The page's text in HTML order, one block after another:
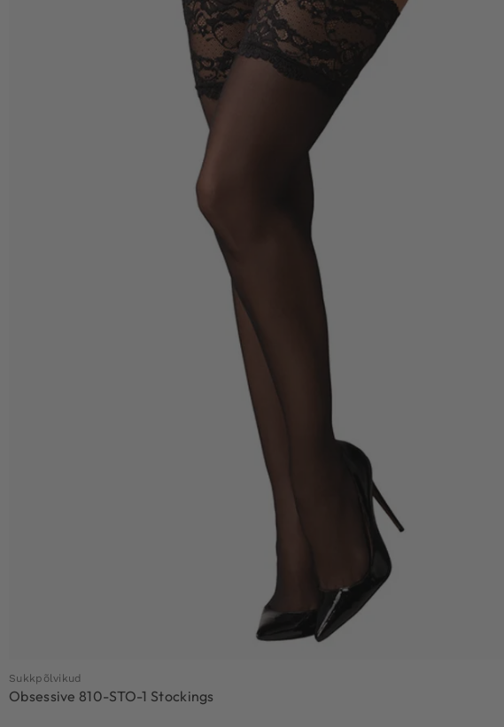
Sukkpõlvikud
Obsessive 810-STO-1 Stockings